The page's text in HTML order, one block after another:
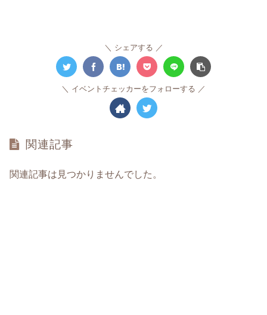
シェアする
イベントチェッカーをフォローする
関連記事
関連記事は見つかりませんでした。